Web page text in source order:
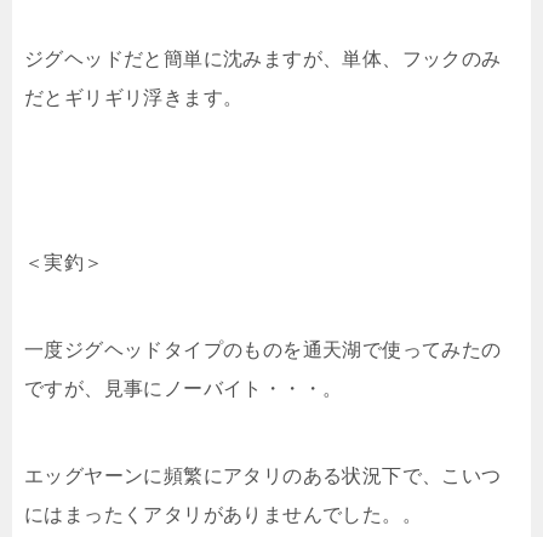
ジグヘッドだと簡単に沈みますが、単体、フックのみ
だとギリギリ浮きます。
＜実釣＞
一度ジグヘッドタイプのものを通天湖で使ってみたの
ですが、見事にノーバイト・・・。
エッグヤーンに頻繁にアタリのある状況下で、こいつ
にはまったくアタリがありませんでした。。